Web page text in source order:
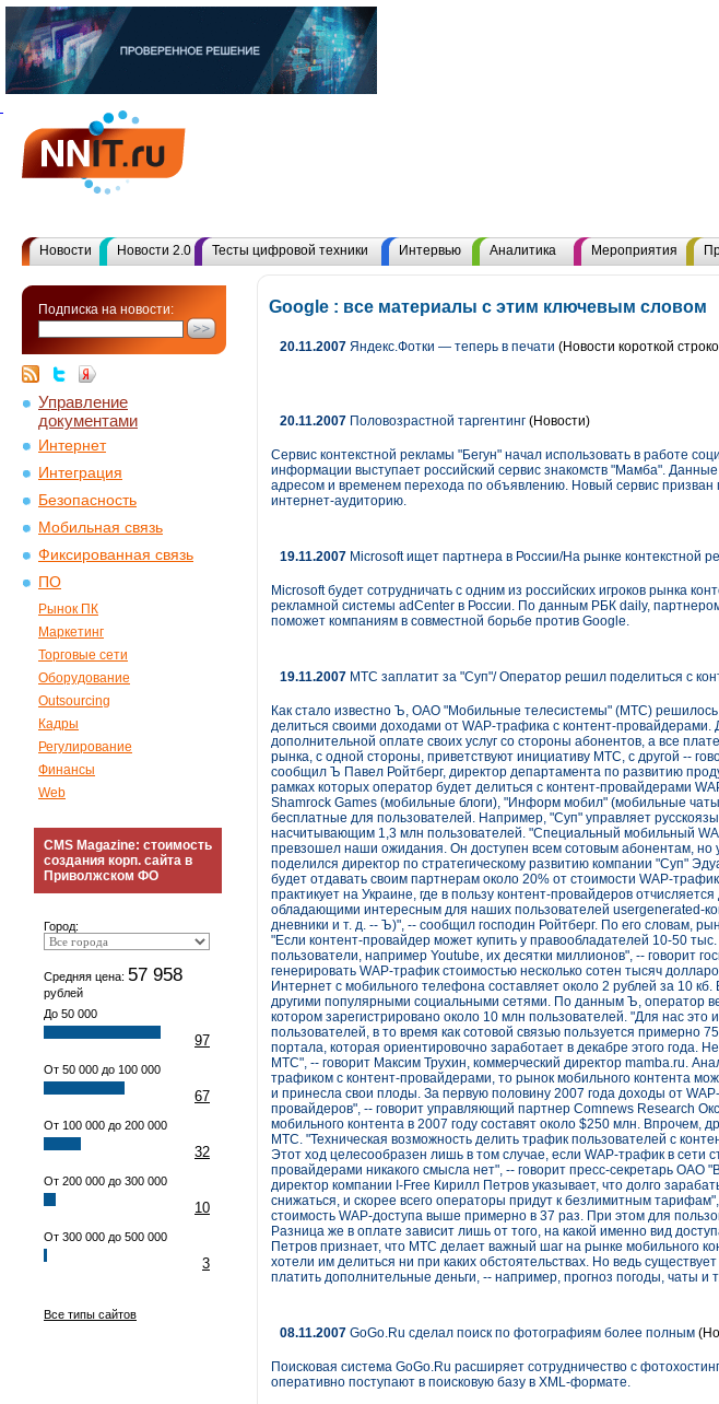
Новости Новости 2.0 Тесты цифровой техники Интервью Аналитика Мероприятия
Подписка на новости:
Управление
документами
Интернет
Интеграция
Безопасность
Мобильная связь
Фиксированная связь
ПО
Рынок ПК
Маркетинг
Торговые сети
Оборудование
Outsourcing
Кадры
Регулирование
Финансы
Web
CMS Magazine: стоимость
создания корп. сайта в
Приволжском ФО
Город:
Средняя цена: 57 958
рублей
До 50 000
97
От 50 000 до 100 000
67
От 100 000 до 200 000
32
От 200 000 до 300 000
10
От 300 000 до 500 000
3
Все типы сайтов
Google : все материалы с этим ключевым словом
20.11.2007 Яндекс.Фотки — теперь в печати (Новости короткой
20.11.2007 Половозрастной таргентинг (Новости)
Сервис контекстной рекламы "Бегун" начал использовать в работе
информации выступает российский сервис знакомств "Мамба".
адресом и временем перехода по объявлению. Новый сервис
интернет-аудиторию.
19.11.2007 Microsoft ищет партнера в России/На рынке контекстной
Microsoft будет сотрудничать с одним из российских игроков рынка
рекламной системы adCenter в России. По данным РБК daily,
поможет компаниям в совместной борьбе против Google.
19.11.2007 МТС заплатит за "Суп"/ Оператор решил поделиться с
Как стало известно Ъ, ОАО "Мобильные телесистемы" (МТС)
делиться своими доходами от WAP-трафика с контент-
дополнительной оплате своих услуг со стороны абонентов, а все
рынка, с одной стороны, приветствуют инициативу МТС, с другой --
сообщил Ъ Павел Ройтберг, директор департамента по развитию
рамках которых оператор будет делиться с контент-провайдерами
Shamrock Games (мобильные блоги), "Информ мобил" (мобильные
бесплатные для пользователей. Например, "Суп" управляет
насчитывающим 1,3 млн пользователей. "Специальный мобильный
превзошел наши ожидания. Он доступен всем сотовым абонентам, но
поделился директор по стратегическому развитию компании "Суп"
будет отдавать своим партнерам около 20% от стоимости WAP-
практикует на Украине, где в пользу контент-провайдеров
обладающими интересным для наших пользователей usergenerated-
дневники и т. д. -- Ъ)", -- сообщил господин Ройтберг. По его словам,
"Если контент-провайдер может купить у правообладателей 10-50
пользователи, например Youtube, их десятки миллионов", -- говорит
генерировать WAP-трафик стоимостью несколько сотен тысяч
Интернет с мобильного телефона составляет около 2 рублей за 10
другими популярными социальными сетями. По данным Ъ, оператор
котором зарегистрировано около 10 млн пользователей. "Для нас
пользователей, в то время как сотовой связью пользуется примерно
портала, которая ориентировочно заработает в декабре этого года.
МТС", -- говорит Максим Трухин, коммерческий директор mamba.ru.
трафиком с контент-провайдерами, то рынок мобильного контента
и принесла свои плоды. За первую половину 2007 года доходы от
провайдеров", -- говорит управляющий партнер Comnews Research
мобильного контента в 2007 году составят около $250 млн.
МТС. "Техническая возможность делить трафик пользователей с
Этот ход целесообразен лишь в том случае, если WAP-трафик в сети
провайдерами никакого смысла нет", -- говорит пресс-секретарь
директор компании I-Free Кирилл Петров указывает, что долго
снижаться, и скорее всего операторы придут к безлимитным
стоимость WAP-доступа выше примерно в 37 раз. При этом для
Разница же в оплате зависит лишь от того, на какой именно вид
Петров признает, что МТС делает важный шаг на рынке мобильного
хотели им делиться ни при каких обстоятельствах. Но ведь
платить дополнительные деньги, -- например, прогноз погоды, чаты и
08.11.2007 GoGo.Ru сделал поиск по фотографиям более полным
Поисковая система GoGo.Ru расширяет сотрудничество с
оперативно поступают в поисковую базу в XML-формате.